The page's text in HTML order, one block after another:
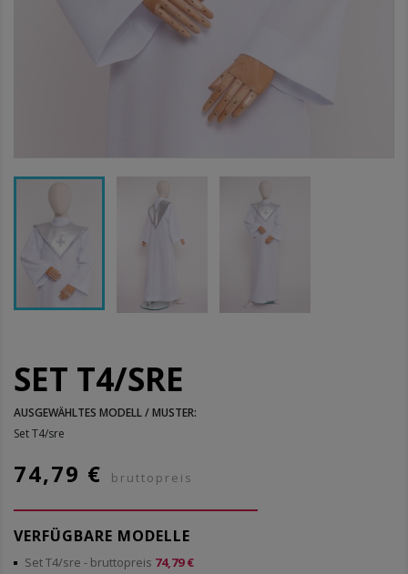
SET T4/SRE
AUSGEWÄHLTES MODELL / MUSTER:
Set T4/sre
74,79 € bruttopreis
VERFÜGBARE MODELLE
Set T4/sre - bruttopreis 74,79 €